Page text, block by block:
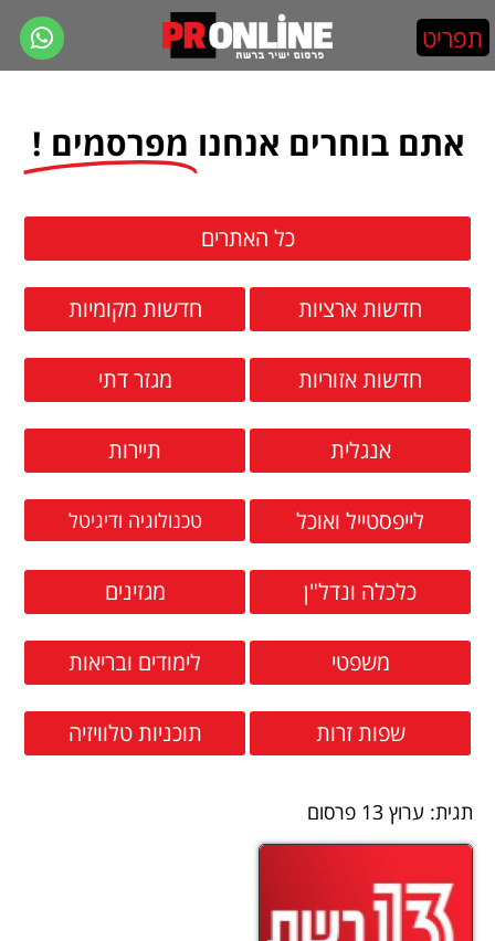
אתם בוחרים אנחנו מפרסמים !
כל האתרים
חדשות ארציות חדשות מקומיות
חדשות אזוריות מגזר דתי
אנגלית תיירות
לייפסטייל ואוכל טכנולוגיה ודיגיטל
כלכלה ונדל"ן מגזינים
משפטי לימודים ובריאות
שפות זרות תוכניות טלוויזיה
תגית: ערוץ 13 פרסום